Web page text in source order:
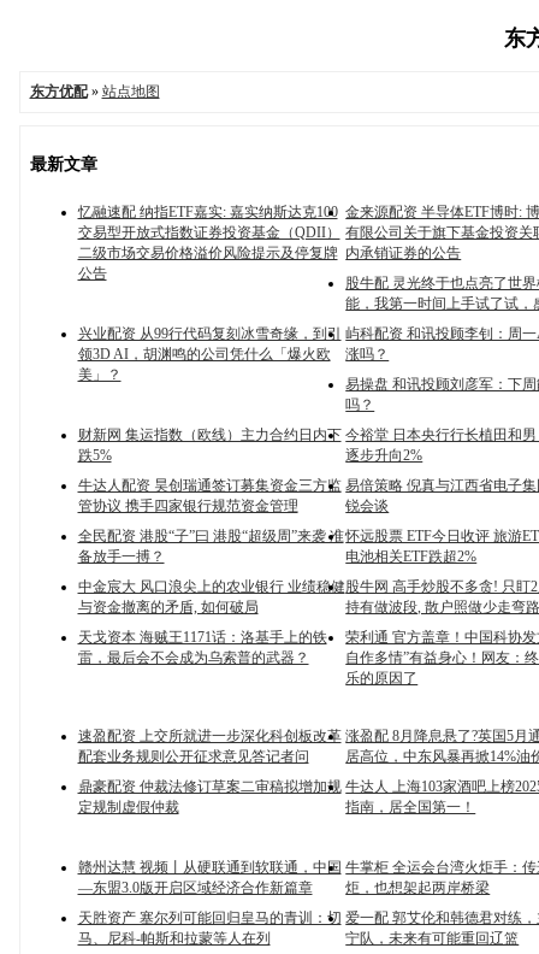
东
东方优配» 站点地图
最新文章
忆融速配 纳指ETF嘉实: 嘉实纳斯达克100
交易型开放式指数证券投资基金（QDII）
二级市场交易价格溢价风险提示及停复牌
公告
金来源配资 半导体ETF博时:
有限公司关于旗下基金投资关
内承销证券的公告
股牛配 灵光终于也点亮了世
能，我第一时间上手试了试，
兴业配资 从99行代码复刻冰雪奇缘，到引
领3D AI，胡渊鸣的公司凭什么「爆火欧
美」？
屿科配资 和讯投顾李钊：周
涨吗？
易操盘 和讯投顾刘彦军：下周
吗？
财新网 集运指数（欧线）主力合约日内下
跌5%
今裕堂 日本央行行长植田和
逐步升向2%
牛达人配资 昊创瑞通签订募集资金三方监
管协议 携手四家银行规范资金管理
易倍策略 倪真与江西省电子
锐会谈
全民配资 港股“子”曰 港股“超级周”来袭 准
备放手一搏？
怀远股票 ETF今日收评 旅游
电池相关ETF跌超2%
中金宸大 风口浪尖上的农业银行 业绩稳健
与资金撤离的矛盾, 如何破局
股牛网 高手炒股不多贪! 只盯
持有做波段, 散户照做少走弯
天戈资本 海贼王1171话：洛基手上的铁
雷，最后会不会成为乌索普的武器？
荣利通 官方盖章！中国科协
自作多情”有益身心！网友：
乐的原因了
速盈配资 上交所就进一步深化科创板改革
配套业务规则公开征求意见答记者问
涨盈配 8月降息悬了?英国5月
居高位，中东风暴再掀14%油
鼎豪配资 仲裁法修订草案二审稿拟增加规
定规制虚假仲裁
牛达人 上海103家酒吧上榜
指南，居全国第一！
赣州达慧 视频丨从硬联通到软联通，中国
—东盟3.0版开启区域经济合作新篇章
牛掌柜 全运会台湾火炬手：
炬，也想架起两岸桥梁
天胜资产 塞尔列可能回归皇马的青训：切
马、尼科-帕斯和拉蒙等人在列
爱一配 郭艾伦和韩德君对练
宁队，未来有可能重回辽篮